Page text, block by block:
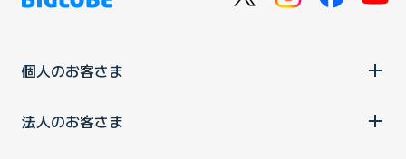
個人のお客さま
法人のお客さま